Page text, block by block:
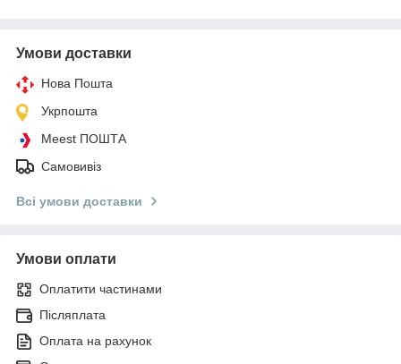
Умови доставки
Нова Пошта
Укрпошта
Meest ПОШТА
Самовивіз
Всі умови доставки
Умови оплати
Оплатити частинами
Післяплата
Оплата на рахунок